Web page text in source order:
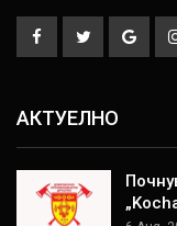
АКТУЕЛНО